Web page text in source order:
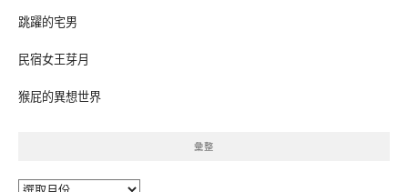
跳躍的宅男
民宿女王芽月
猴屁的異想世界
彙整
彙